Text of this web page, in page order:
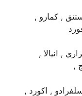
, كمارو ,
, انيالا ,
,
, اكورد ,